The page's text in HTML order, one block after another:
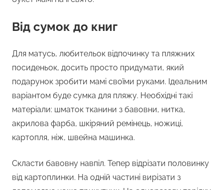
Від сумок до книг
Для матусь, любительок відпочинку та пляжних
посиденьок, досить просто придумати, який
подарунок зробити мамі своїми руками. Ідеальним
варіантом буде сумка для пляжу. Необхідні такі
матеріали: шматок тканини з бавовни, нитка,
акрилова фарба, шкіряний ремінець, ножиці,
картопля, ніж, швейна машинка.
Скласти бавовну навпіл. Тепер відрізати половинку
від картоплинки. На одній частині вирізати з